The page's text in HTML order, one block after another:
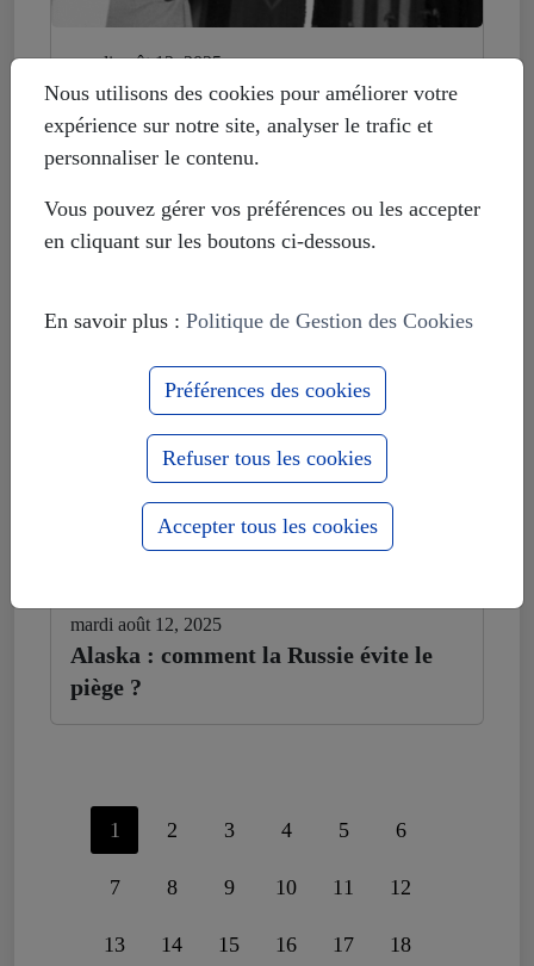
mardi août 12, 2025
Histoire déformée : les Européistes
veulent fonder leur unité sur la
russophobie
mardi août 12, 2025
Alaska : comment la Russie évite le
piège ?
1 2 3 4 5 6
7 8 9 10 11 12
13 14 15 16 17 18
Nous utilisons des cookies pour améliorer votre
expérience sur notre site, analyser le trafic et
personnaliser le contenu.
Vous pouvez gérer vos préférences ou les accepter
en cliquant sur les boutons ci-dessous.
En savoir plus : Politique de Gestion des Cookies
Préférences des cookies
Refuser tous les cookies
Accepter tous les cookies